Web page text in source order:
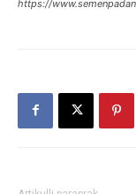
https://